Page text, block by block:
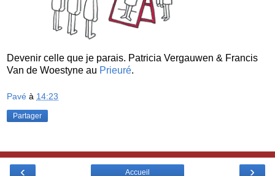
Devenir celle que je parais. Patricia Vergauwen & Francis
Van de Woestyne au Prieuré.
Pavé à 14:23
Partager
‹ ›
Accueil